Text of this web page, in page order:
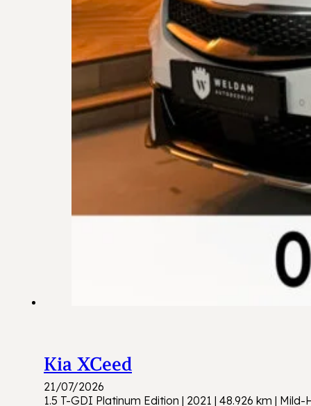
Kia XCeed
21/07/2026
1.5 T-GDI Platinum Edition | 2021 | 48.926 km |